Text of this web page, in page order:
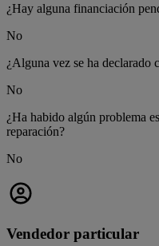
¿Hay alguna financiación
No
¿Alguna vez se ha declarado
No
¿Ha habido algún problema
reparación?
No
Vendedor particular